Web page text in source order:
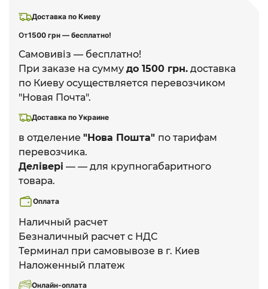
Доставка по Киеву
От1500 грн — бесплатно!
Самовивіз — бесплатно!
При заказе на сумму до 1500 грн. доставка
по Киеву осуществляется перевозчиком
"Новая Почта".
Доставка по Украине
в отделение "Нова Пошта" по тарифам
перевозчика.
Делівері — — для крупногабаритного
товара.
Оплата
Наличный расчет
Безналичный расчет с НДС
Терминал при самовывозе в г. Киев
Наложенный платеж
Онлайн-оплата